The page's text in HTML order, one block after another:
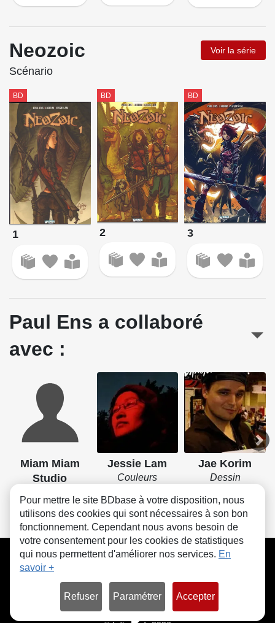
Neozoic Voir la série
Scénario
BD
1
BD
2
BD
3
Paul Ens a collaboré
avec :
Miam Miam
Studio
Jessie Lam
Couleurs
Jae Korim
Dessin
CGU FAQ Contact Cookies
Pour mettre le site BDbase à votre disposition, nous
utilisons des cookies qui sont nécessaires à son bon
fonctionnement. Cependant nous avons besoin de
votre consentement pour les cookies de statistiques
qui nous permettent d'améliorer nos services. En
savoir +
Refuser Paramétrer Accepter